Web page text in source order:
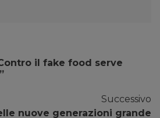
il fake food serve
Successivo
nuove generazioni grande